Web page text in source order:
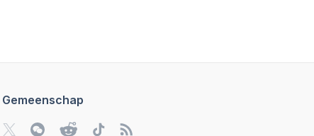
Gemeenschap